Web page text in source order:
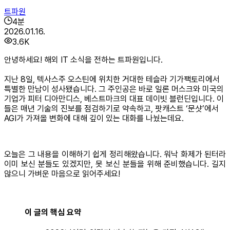
트파원
4분
2026.01.16.
3.6K
안녕하세요! 해외 IT 소식을 전하는 트파원입니다.
지난 8일, 텍사스주 오스틴에 위치한 거대한 테슬라 기가팩토리에서
특별한 만남이 성사됐습니다. 그 주인공은 바로 일론 머스크와 미국의
기업가 피터 디아만디스, 베스트마크의 대표 데이빗 블런딘입니다. 이
들은 매년 기술의 진보를 점검하기로 약속하고, 팟캐스트 ‘문샷’에서
AGI가 가져올 변화에 대해 깊이 있는 대화를 나눴는데요.
오늘은 그 내용을 이해하기 쉽게 정리해왔습니다. 워낙 화제가 된터라
이미 보신 분들도 있겠지만, 못 보신 분들을 위해 준비했습니다. 길지
않으니 가벼운 마음으로 읽어주세요!
이 글의 핵심 요약